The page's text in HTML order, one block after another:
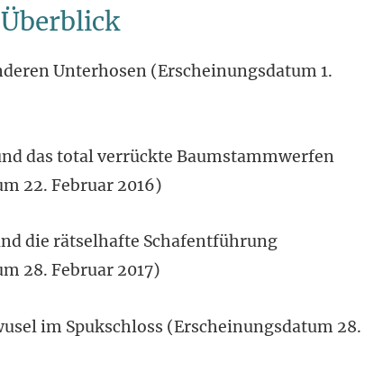
Unterhosen (Erscheinungsdatum 1.
das total verrückte Baumstammwerfen
22. Februar 2016)
die rätselhafte Schafentführung
28. Februar 2017)
im Spukschloss (Erscheinungsdatum 28.